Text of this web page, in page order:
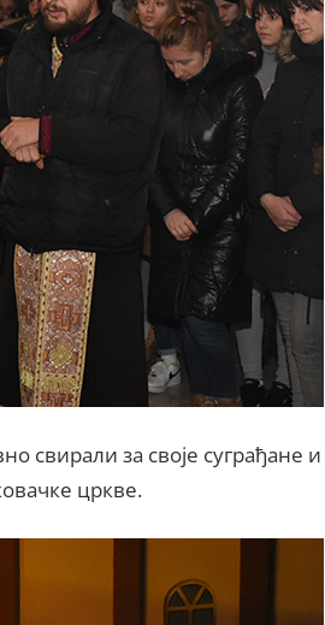
свирали за своје суграђане и
цркве.